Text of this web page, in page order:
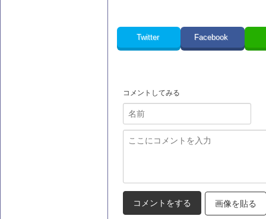
Twitter Facebook
コメントしてみる
画像を貼る